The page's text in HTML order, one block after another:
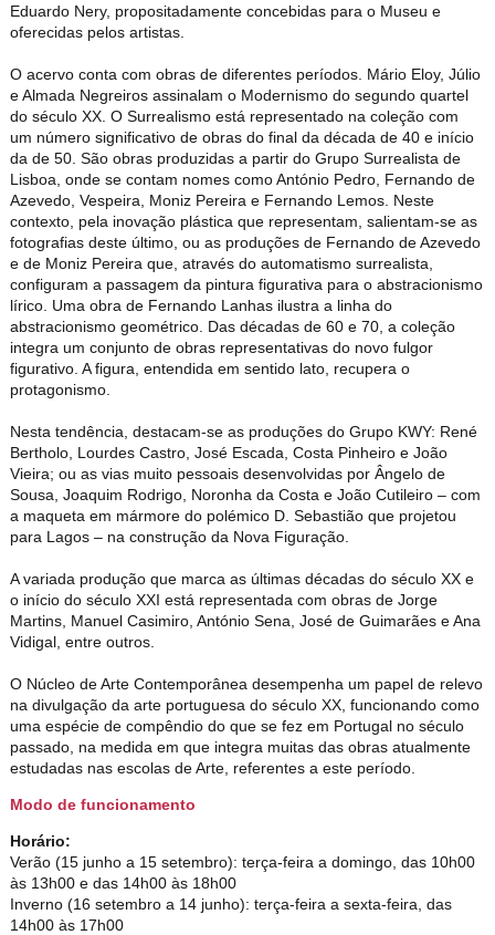
Eduardo Nery, propositadamente concebidas para o Museu e
oferecidas pelos artistas.
O acervo conta com obras de diferentes períodos. Mário Eloy, Júlio
e Almada Negreiros assinalam o Modernismo do segundo quartel
do século XX. O Surrealismo está representado na coleção com
um número significativo de obras do final da década de 40 e início
da de 50. São obras produzidas a partir do Grupo Surrealista de
Lisboa, onde se contam nomes como António Pedro, Fernando de
Azevedo, Vespeira, Moniz Pereira e Fernando Lemos. Neste
contexto, pela inovação plástica que representam, salientam-se as
fotografias deste último, ou as produções de Fernando de Azevedo
e de Moniz Pereira que, através do automatismo surrealista,
configuram a passagem da pintura figurativa para o abstracionismo
lírico. Uma obra de Fernando Lanhas ilustra a linha do
abstracionismo geométrico. Das décadas de 60 e 70, a coleção
integra um conjunto de obras representativas do novo fulgor
figurativo. A figura, entendida em sentido lato, recupera o
protagonismo.
Nesta tendência, destacam-se as produções do Grupo KWY: René
Bertholo, Lourdes Castro, José Escada, Costa Pinheiro e João
Vieira; ou as vias muito pessoais desenvolvidas por Ângelo de
Sousa, Joaquim Rodrigo, Noronha da Costa e João Cutileiro – com
a maqueta em mármore do polémico D. Sebastião que projetou
para Lagos – na construção da Nova Figuração.
A variada produção que marca as últimas décadas do século XX e
o início do século XXI está representada com obras de Jorge
Martins, Manuel Casimiro, António Sena, José de Guimarães e Ana
Vidigal, entre outros.
O Núcleo de Arte Contemporânea desempenha um papel de relevo
na divulgação da arte portuguesa do século XX, funcionando como
uma espécie de compêndio do que se fez em Portugal no século
passado, na medida em que integra muitas das obras atualmente
estudadas nas escolas de Arte, referentes a este período.
Modo de funcionamento
Horário:
Verão (15 junho a 15 setembro): terça-feira a domingo, das 10h00
às 13h00 e das 14h00 às 18h00
Inverno (16 setembro a 14 junho): terça-feira a sexta-feira, das
14h00 às 17h00